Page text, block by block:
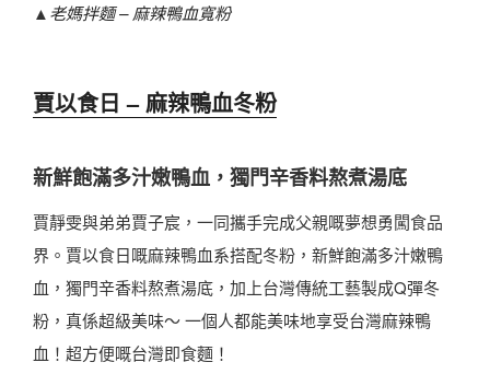
▲ 老媽拌麵 – 麻辣鴨血寬粉
賈以食日 – 麻辣鴨血冬粉
新鮮飽滿多汁嫩鴨血，獨門辛香料熬煮湯底
賈靜雯與弟弟賈子宸，一同攜手完成父親嘅夢想勇闖食品
界。賈以食日嘅麻辣鴨血系搭配冬粉，新鮮飽滿多汁嫩鴨
血，獨門辛香料熬煮湯底，加上台灣傳統工藝製成Q彈冬
粉，真係超級美味～ 一個人都能美味地享受台灣麻辣鴨
血！超方便嘅台灣即食麵！